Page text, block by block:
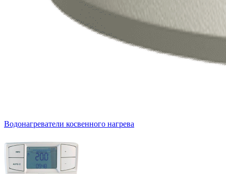
Водонагреватели косвенного нагрева